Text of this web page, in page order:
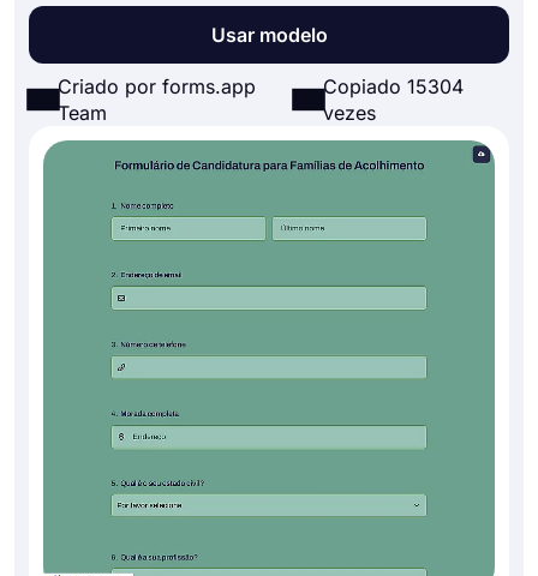
Usar modelo
Criado por forms.app
Team
Copiado 15304
vezes